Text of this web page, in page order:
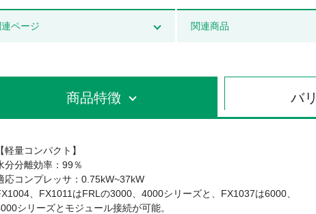
連ページ 関連商品
商品特徴 バ
【軽量コンパクト】
分分離効率：99％
応コンプレッサ：0.75kW~37kW
、FX1011はFRLの3000、4000シリーズと、FX1037は6000、
シリーズとモジュール接続が可能。